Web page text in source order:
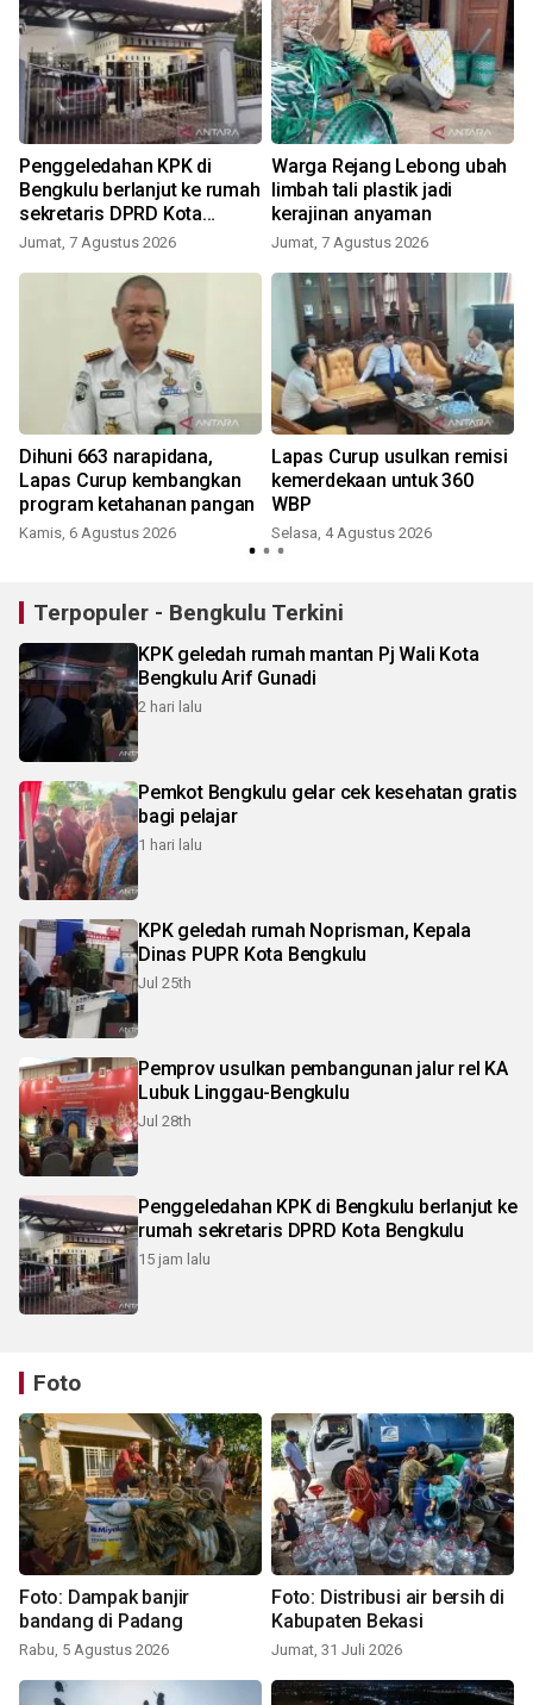
Penggeledahan KPK di
Bengkulu berlanjut ke rumah
sekretaris DPRD Kota
Bengkulu
Jumat, 7 Agustus 2026
Warga Rejang Lebong ubah
limbah tali plastik jadi
kerajinan anyaman
Jumat, 7 Agustus 2026
Dihuni 663 narapidana,
Lapas Curup kembangkan
program ketahanan pangan
Kamis, 6 Agustus 2026
Lapas Curup usulkan remisi
kemerdekaan untuk 360
WBP
Selasa, 4 Agustus 2026
Terpopuler - Bengkulu Terkini
KPK geledah rumah mantan Pj Wali Kota
Bengkulu Arif Gunadi
2 hari lalu
Pemkot Bengkulu gelar cek kesehatan gratis
bagi pelajar
1 hari lalu
KPK geledah rumah Noprisman, Kepala
Dinas PUPR Kota Bengkulu
Jul 25th
Pemprov usulkan pembangunan jalur rel KA
Lubuk Linggau-Bengkulu
Jul 28th
Penggeledahan KPK di Bengkulu berlanjut ke
rumah sekretaris DPRD Kota Bengkulu
15 jam lalu
Foto
Foto: Dampak banjir
bandang di Padang
Rabu, 5 Agustus 2026
Foto: Distribusi air bersih di
Kabupaten Bekasi
Jumat, 31 Juli 2026